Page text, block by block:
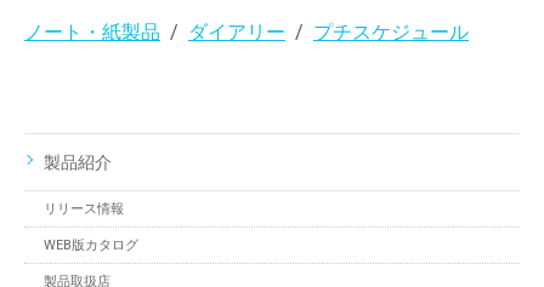
ノート・紙製品 ダイアリー プチスケジュール
製品紹介
リリース情報
WEB版カタログ
製品取扱店